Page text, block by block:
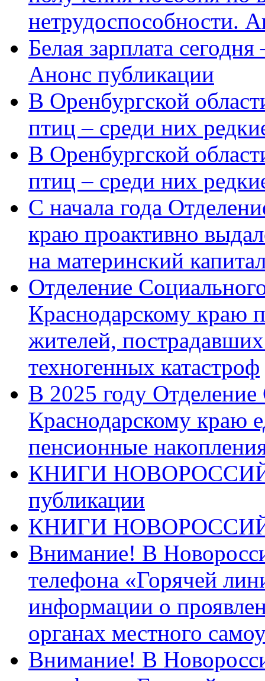
нетрудоспособности.
Белая зарплата
Анонс публикации
В Оренбургской
птиц – среди них
В Оренбургской
птиц – среди них
С начала года
краю проактивно
на материнский
Отделение
Краснодарскому краю
жителей,
техногенных катастроф
В 2025 году
Краснодарскому краю
пенсионные
КНИГИ
публикации
КНИГИ
Внимание! В
телефона «Горячей
информации о
органах местного
Внимание! В